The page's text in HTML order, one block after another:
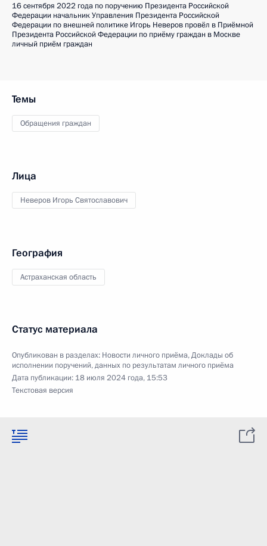
16 сентября 2022 года по поручению Президента Российской
Федерации начальник Управления Президента Российской
Федерации по внешней политике Игорь Неверов провёл в Приёмной
Президента Российской Федерации по приёму граждан в Москве
личный приём граждан
Темы
Обращения граждан
Лица
Неверов Игорь Святославович
География
Астраханская область
Статус материала
Опубликован в разделах: Новости личного приёма,Доклады об
исполнении поручений, данных по результатам личного приёма
Дата публикации: 18 июля 2024 года, 15:53
Текстовая версия